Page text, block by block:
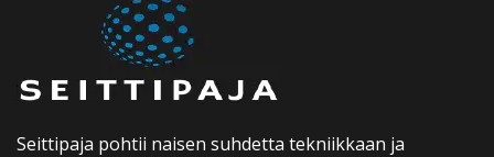
Seittipaja pohtii naisen suhdetta tekniikkaan ja